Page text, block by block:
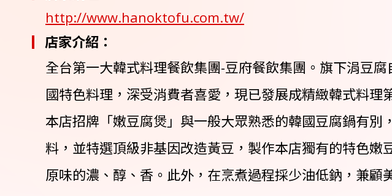
http://www.hanoktofu.com.tw/
店家介紹：
全台第一大韓式料理餐飲集團-豆府餐飲集團。旗下涓豆
國特色料理，深受消費者喜愛，現已發展成精緻韓式料理
本店招牌「嫩豆腐煲」與一般大眾熟悉的韓國豆腐鍋有
料，並特選頂級非基因改造黃豆，製作本店獨有的特色
原味的濃、醇、香。此外，在烹煮過程採少油低鈉，兼